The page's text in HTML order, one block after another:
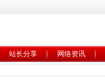
站长分享 网络资讯